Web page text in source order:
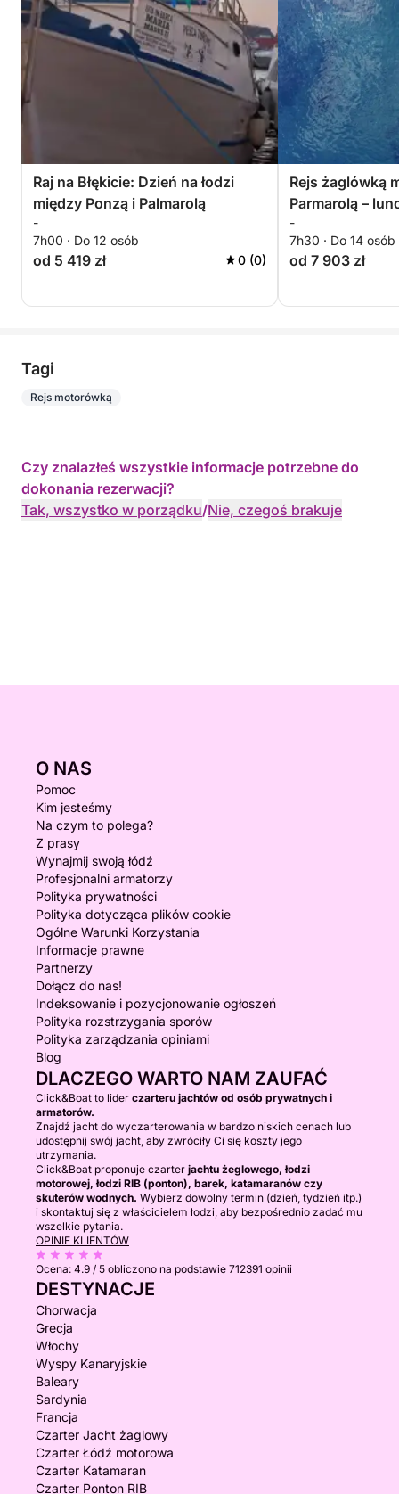
Raj na Błękicie: Dzień na łodzi
między Ponzą i Palmarolą
-
7h00 · Do 12 osób
od 5 419 zł 0 (0)
Rejs żaglówką
Parmarolą –
-
7h30 · Do 14 osób
od 7 903 zł
Tagi
Rejs motorówką
Czy znalazłeś wszystkie informacje potrzebne do
dokonania rezerwacji?
Tak, wszystko w porządku/Nie, czegoś brakuje
O NAS
Pomoc
Kim jesteśmy
Na czym to polega?
Z prasy
Wynajmij swoją łódź
Profesjonalni armatorzy
Polityka prywatności
Polityka dotycząca plików cookie
Ogólne Warunki Korzystania
Informacje prawne
Partnerzy
Dołącz do nas!
Indeksowanie i pozycjonowanie ogłoszeń
Polityka rozstrzygania sporów
Polityka zarządzania opiniami
Blog
DLACZEGO WARTO NAM ZAUFAĆ
Click&Boat to lider czarteru jachtów od osób prywatnych i
armatorów.
Znajdź jacht do wyczarterowania w bardzo niskich cenach lub
udostępnij swój jacht, aby zwróciły Ci się koszty jego
utrzymania.
Click&Boat proponuje czarter jachtu żeglowego, łodzi
motorowej, łodzi RIB (ponton), barek, katamaranów czy
skuterów wodnych. Wybierz dowolny termin (dzień, tydzień itp.)
i skontaktuj się z właścicielem łodzi, aby bezpośrednio zadać mu
wszelkie pytania.
OPINIE KLIENTÓW
Ocena: 4.9 / 5 obliczono na podstawie 712391 opinii
DESTYNACJE
Chorwacja
Grecja
Włochy
Wyspy Kanaryjskie
Baleary
Sardynia
Francja
Czarter Jacht żaglowy
Czarter Łódź motorowa
Czarter Katamaran
Czarter Ponton RIB